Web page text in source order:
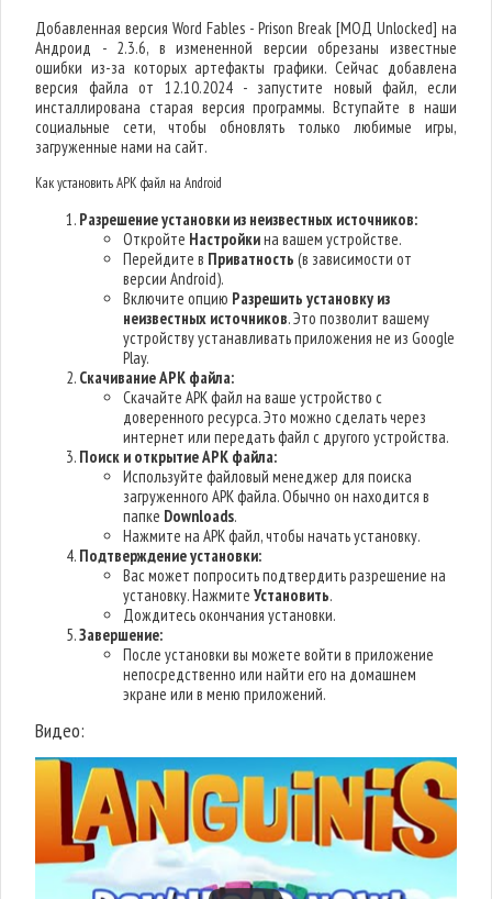
Добавленная версия Word Fables - Prison Break [МОД Unlocked] на
Андроид - 2.3.6, в измененной версии обрезаны известные
ошибки из-за которых артефакты графики. Сейчас добавлена
версия файла от 12.10.2024 - запустите новый файл, если
инсталлирована старая версия программы. Вступайте в наши
социальные сети, чтобы обновлять только любимые игры,
загруженные нами на сайт.
Как установить APK файл на Android
Разрешение установки из неизвестных источников:
Откройте Настройкина вашем устройстве.
Перейдите в Приватность (в зависимости от
версии Android).
Включите опцию Разрешить установку из
неизвестных источников. Это позволит вашему
устройству устанавливать приложения не из Google
Play.
Скачивание APK файла:
Скачайте APK файл на ваше устройство с
доверенного ресурса. Это можно сделать через
интернет или передать файл с другого устройства.
Поиск и открытие APK файла:
Используйте файловый менеджер для поиска
загруженного APK файла. Обычно он находится в
папке Downloads.
Нажмите на APK файл, чтобы начать установку.
Подтверждение установки:
Вас может попросить подтвердить разрешение на
установку. НажмитеУстановить.
Дождитесь окончания установки.
Завершение:
После установки вы можете войти в приложение
непосредственно или найти его на домашнем
экране или в меню приложений.
Видео: